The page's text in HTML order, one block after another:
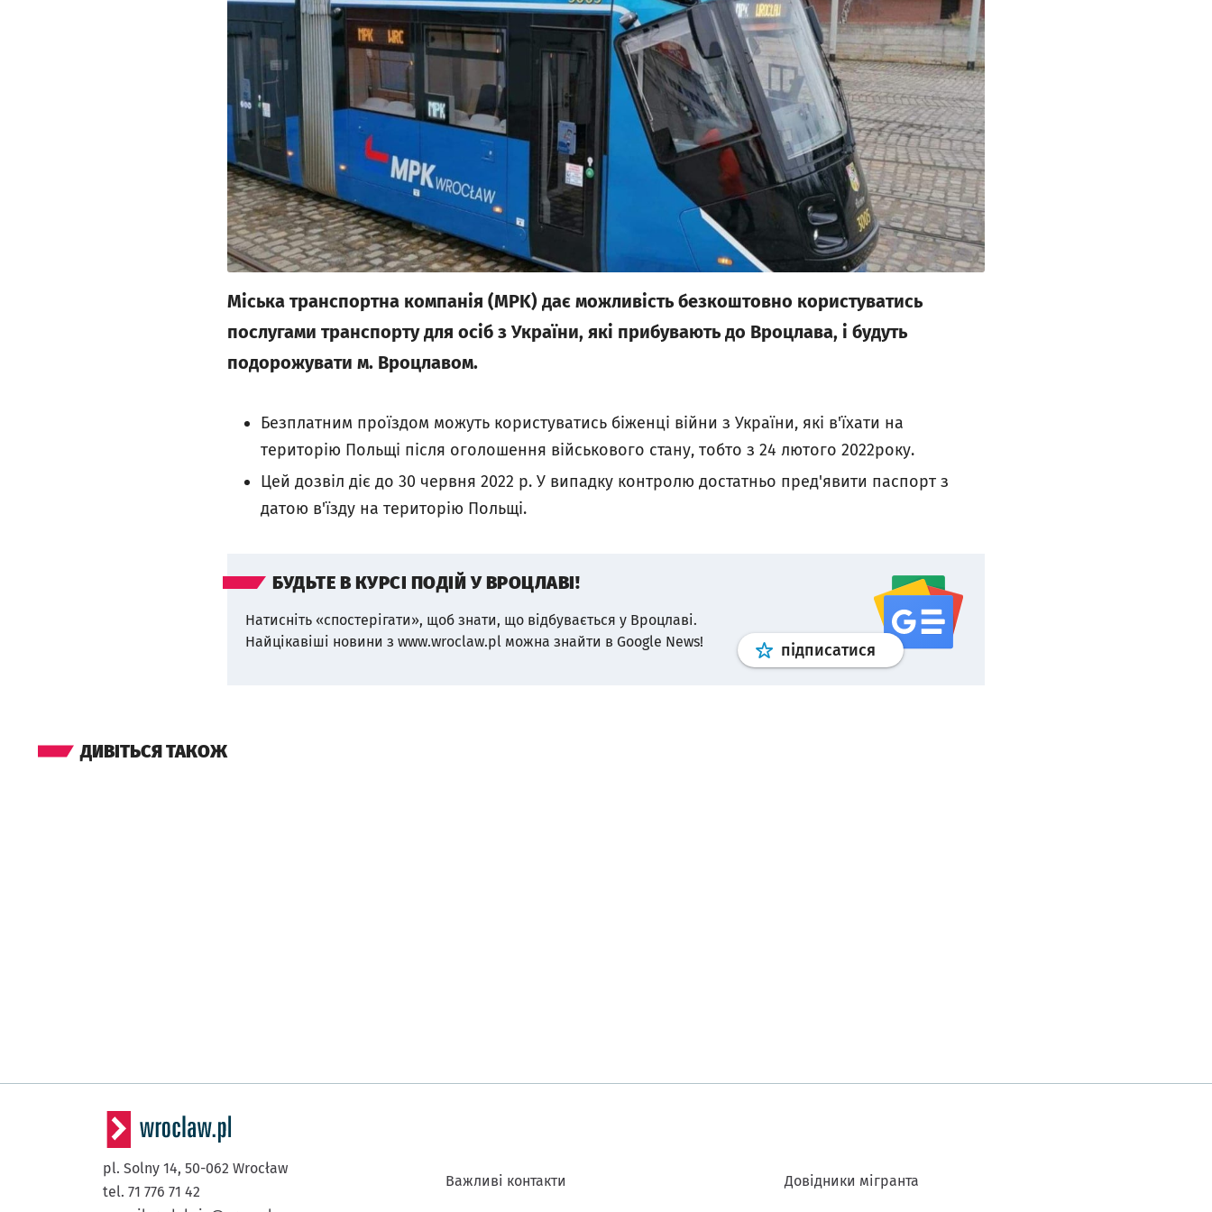
Міська транспортна компанія (MPK) дає можливість безкоштовно користуватись
послугами транспорту для осіб з України, які прибувають до Вроцлава, і будуть
подорожувати м. Вроцлавом.
Безплатним проїздом можуть користуватись біженці війни з України, які в'їхати на
територію Польщі після оголошення військового стану, тобто з 24 лютого 2022року.
Цей дозвіл діє до 30 червня 2022 р. У випадку контролю достатньо пред'явити паспорт з
датою в'їзду на територію Польщі.
БУДЬТЕ В КУРСІ ПОДІЙ У ВРОЦЛАВІ!
Натисніть «спостерігати», щоб знати, що відбувається у Вроцлаві.
Найцікавіші новини з www.wroclaw.pl можна знайти в Google News!
підписатися Профільgoogle news
ДИВІТЬСЯ ТАКОЖ
pl. Solny 14, 50-062 Wrocław
tel. 71 776 71 42
Важливі контакти Довідники мігранта